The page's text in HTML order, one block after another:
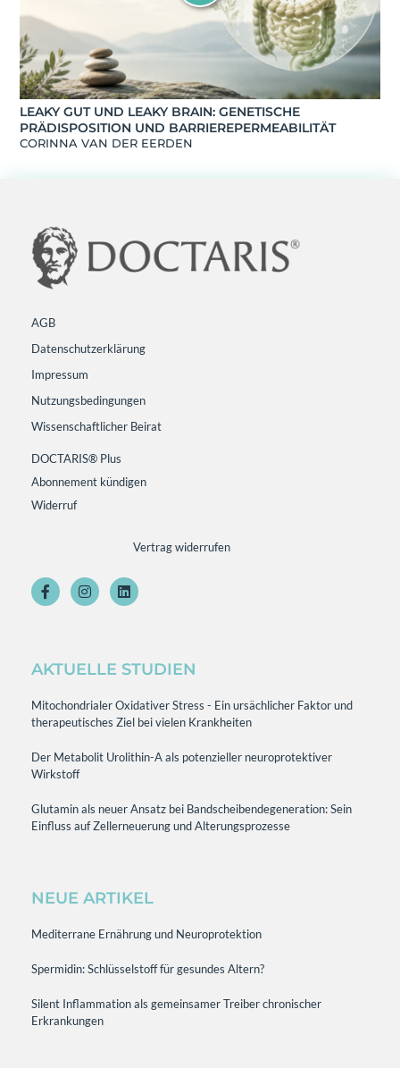
LEAKY GUT UND LEAKY BRAIN: GENETISCHE
PRÄDISPOSITION UND BARRIEREPERMEABILITÄT
CORINNA VAN DER EERDEN
AGB
Datenschutzerklärung
Impressum
Nutzungsbedingungen
Wissenschaftlicher Beirat
DOCTARIS® Plus
Abonnement kündigen
Widerruf
Vertrag widerrufen
AKTUELLE STUDIEN
Mitochondrialer Oxidativer Stress - Ein ursächlicher Faktor und
therapeutisches Ziel bei vielen Krankheiten
Der Metabolit Urolithin-A als potenzieller neuroprotektiver
Wirkstoff
Glutamin als neuer Ansatz bei Bandscheibendegeneration: Sein
Einfluss auf Zellerneuerung und Alterungsprozesse
NEUE ARTIKEL
Mediterrane Ernährung und Neuroprotektion
Spermidin: Schlüsselstoff für gesundes Altern?
Silent Inflammation als gemeinsamer Treiber chronischer
Erkrankungen